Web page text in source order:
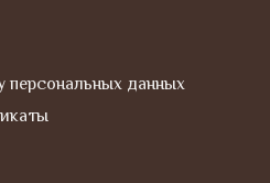
персональных данных